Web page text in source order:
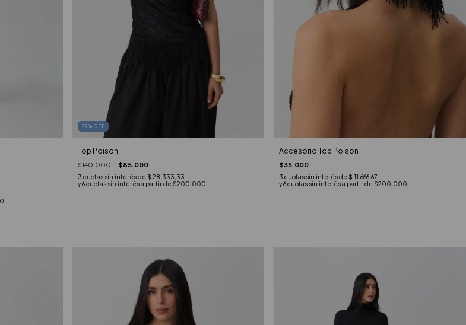
39% OFF
Top Poison
$140.000 $85.000
3 cuotas sin interés de $ 28.333,33
Accesorio Top Poison
$35.000
3 cuotas sin interés de $ 11.666,67